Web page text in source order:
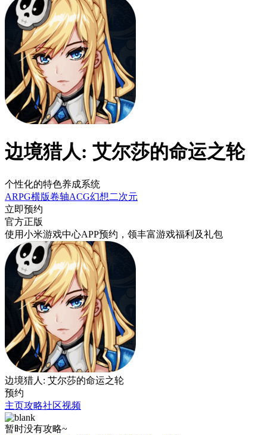
边境猎人: 艾尔莎的命运之轮
个性化的特色养成系统
ARPG横版卷轴ACG幻想二次元
立即预约
官方正版
使用小米游戏中心APP预约 ，领丰富游戏福利 及礼包
边境猎人: 艾尔莎的命运之轮
预约
主页攻略社区视频
暂时没有攻略~